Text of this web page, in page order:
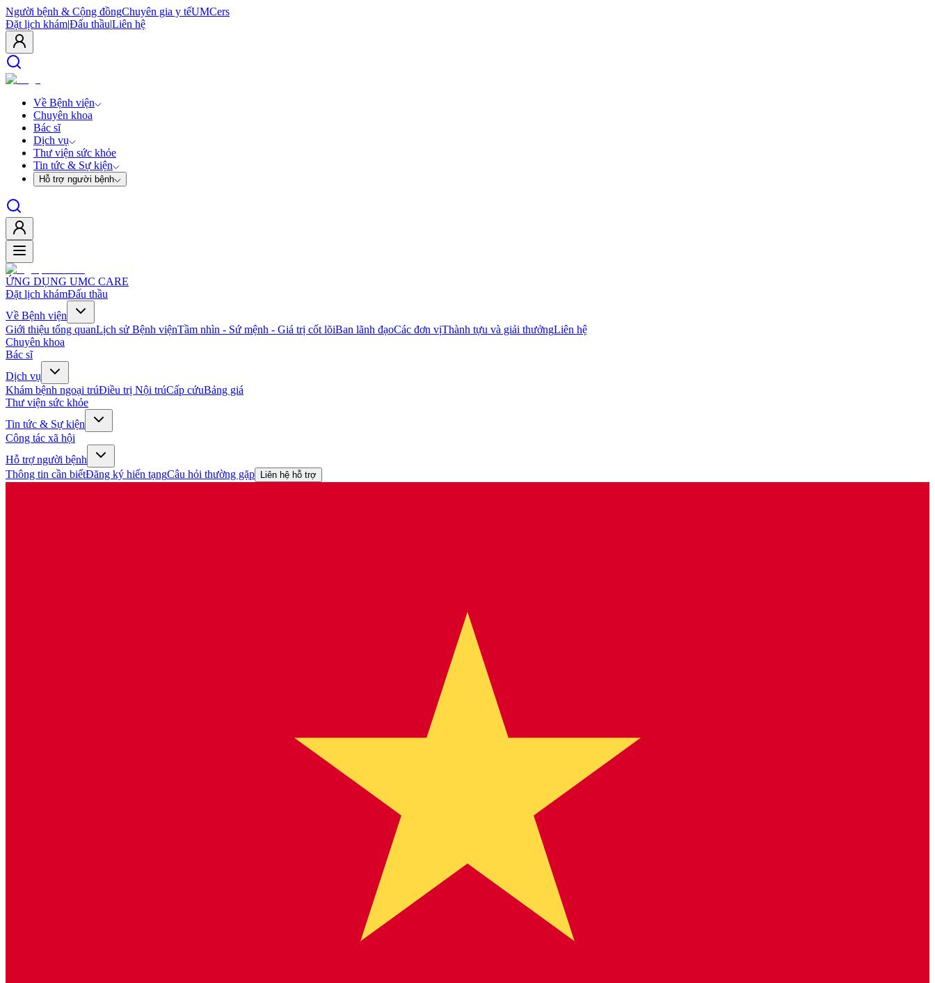
Người bệnh & Cộng đồngChuyên gia y tếUMCers
Đặt lịch khám|Đấu thầu|Liên hệ
Về Bệnh viện
Chuyên khoa
Bác sĩ
Dịch vụ
Thư viện sức khỏe
Tin tức & Sự kiện
Hỗ trợ người bệnh
ỨNG DỤNG UMC CARE
Đặt lịch khámĐấu thầu
Về Bệnh viện
Giới thiệu tổng quanLịch sử Bệnh việnTầm nhìn - Sứ mệnh - Giá trị cốt lõiBan lãnh đạoCác đơn vịThành tựu và giải thưởngLiên hệ
Chuyên khoa
Bác sĩ
Dịch vụ
Khám bệnh ngoại trúĐiều trị Nội trúCấp cứuBảng giá
Thư viện sức khỏe
Tin tức & Sự kiện
Công tác xã hội
Hỗ trợ người bệnh
Thông tin cần biếtĐăng ký hiến tạngCâu hỏi thường gặp Liên hệ hỗ trợ